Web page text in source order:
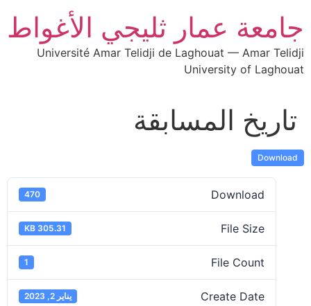
جامعة عمار ثليجي الأغواط
Université Amar Telidji de Laghouat — Amar Telidji
University of Laghouat
تاريخ المسابقة
Download
Download
470
File Size
305.31 KB
File Count
1
Create Date يناير 2, 2023